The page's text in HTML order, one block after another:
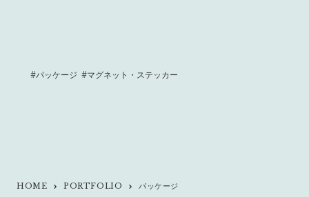
#パッケージ #マグネット・ステッカー
HOME keyboard_arrow_right PORTFOLIO keyboard_arrow_right パッケージ